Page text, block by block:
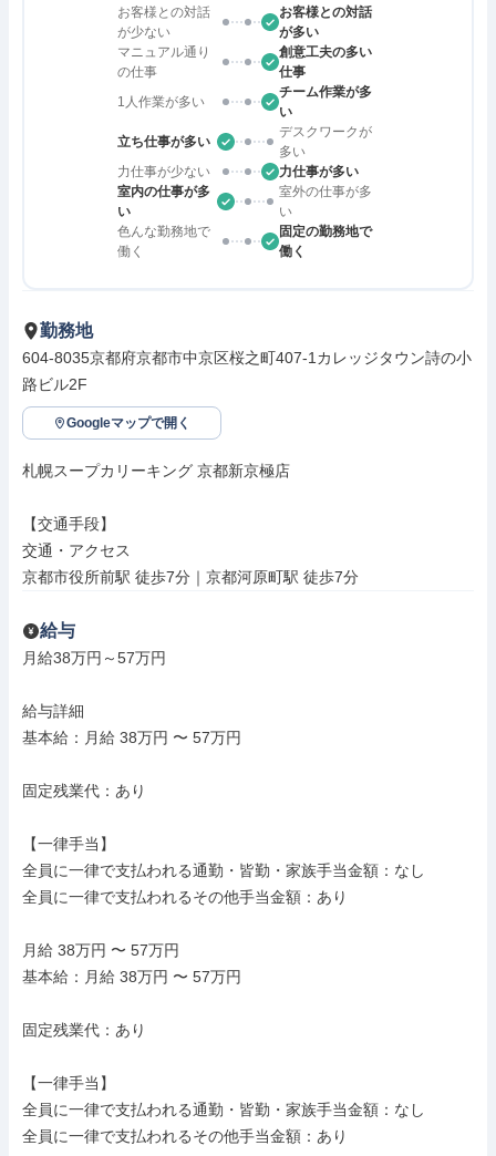
お客様との対話
が少ない
お客様との対話
が多い
マニュアル通り
の仕事
創意工夫の多い
仕事
1人作業が多い
チーム作業が多
い
立ち仕事が多い
デスクワークが
多い
力仕事が少ない
力仕事が多い
室内の仕事が多
い
室外の仕事が多
い
色んな勤務地で
働く
固定の勤務地で
働く
勤務地
604-8035京都府京都市中京区桜之町407-1カレッジタウン詩の小
路ビル2F
Googleマップで開く
札幌スープカリーキング 京都新京極店
【交通手段】
交通・アクセス
京都市役所前駅 徒歩7分｜京都河原町駅 徒歩7分
給与
月給38万円～57万円
給与詳細
基本給：月給 38万円 〜 57万円
固定残業代：あり
【一律手当】
全員に一律で支払われる通勤・皆勤・家族手当金額：なし
全員に一律で支払われるその他手当金額：あり
月給 38万円 〜 57万円
基本給：月給 38万円 〜 57万円
固定残業代：あり
【一律手当】
全員に一律で支払われる通勤・皆勤・家族手当金額：なし
全員に一律で支払われるその他手当金額：あり